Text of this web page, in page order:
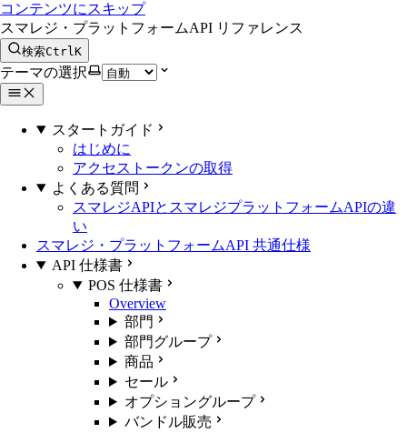
コンテンツにスキップ
スマレジ・プラットフォームAPI リファレンス
検索CtrlK
テーマの選択
スタートガイド
はじめに
アクセストークンの取得
よくある質問
スマレジAPIとスマレジプラットフォームAPIの違
い
スマレジ・プラットフォームAPI 共通仕様
API 仕様書
POS 仕様書
Overview
部門
部門グループ
商品
セール
オプショングループ
バンドル販売